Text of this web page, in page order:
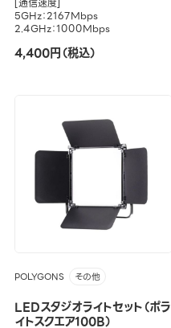
[通信速度]
5GHz：2167Mbps
2.4GHz：1000Mbps
4,400円（税込）
POLYGONS その他
LEDスタジオライトセット（ポラ
イトスクエア100B）